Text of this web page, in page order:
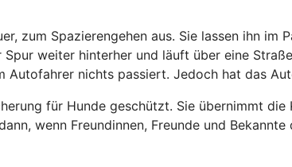
zum Spazierengehen aus. Sie lassen ihn
weiter hinterher und läuft über eine
nichts passiert. Jedoch hat das
für Hunde geschützt. Sie übernimmt
wenn Freundinnen, Freunde und